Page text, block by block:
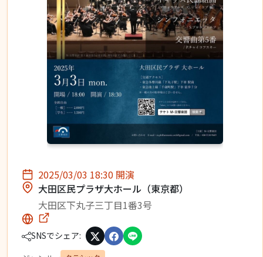
2025/03/03 18:30 開演
大田区民プラザ大ホール（東京都）
大田区下丸子三丁目1番3号
SNSでシェア: